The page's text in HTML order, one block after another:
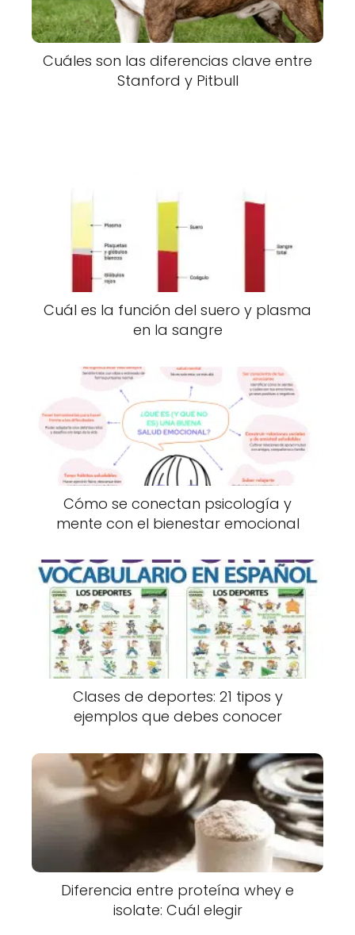
Cuáles son las diferencias clave entre
Stanford y Pitbull
Cuál es la función del suero y plasma
en la sangre
Cómo se conectan psicología y
mente con el bienestar emocional
Clases de deportes: 21 tipos y
ejemplos que debes conocer
Diferencia entre proteína whey e
isolate: Cuál elegir